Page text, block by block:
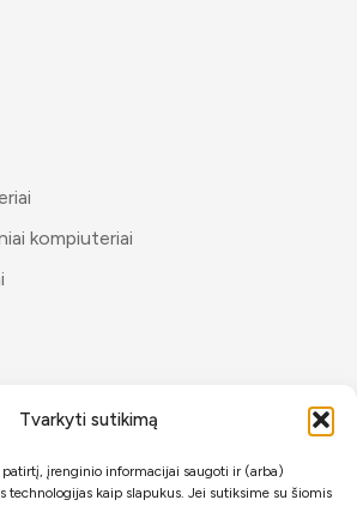
Tvarkyti sutikimą
įrenginio informacijai saugoti ir (arba)
technologijas kaip slapukus. Jei sutiksime su šiomis
kompiuteriai